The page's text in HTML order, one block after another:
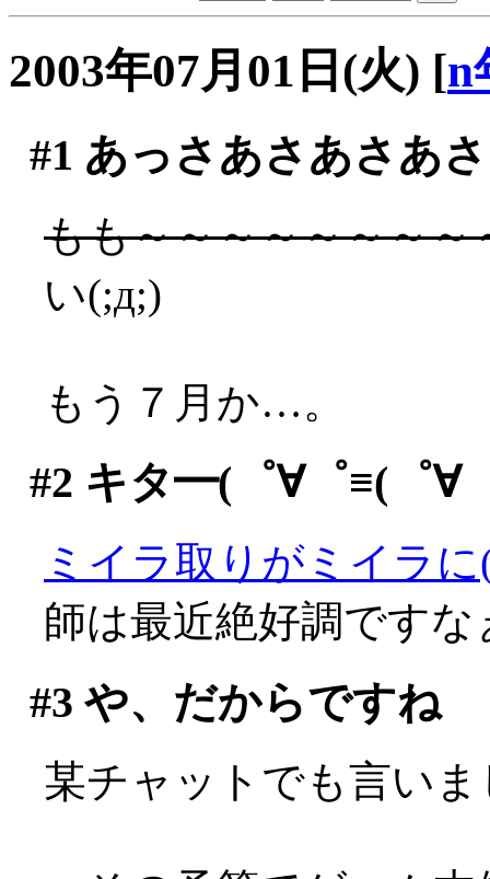
2003年07月01日(火) [n
#1 あっさあさあさあ
もも～～～～～～～～
い(;д;)
もう７月か…。
#2 キタ━(゜∀゜≡(゜∀
ミイラ取りがミイラ
師は最近絶好調です
#3 や、だからですね
某チャットでも言い